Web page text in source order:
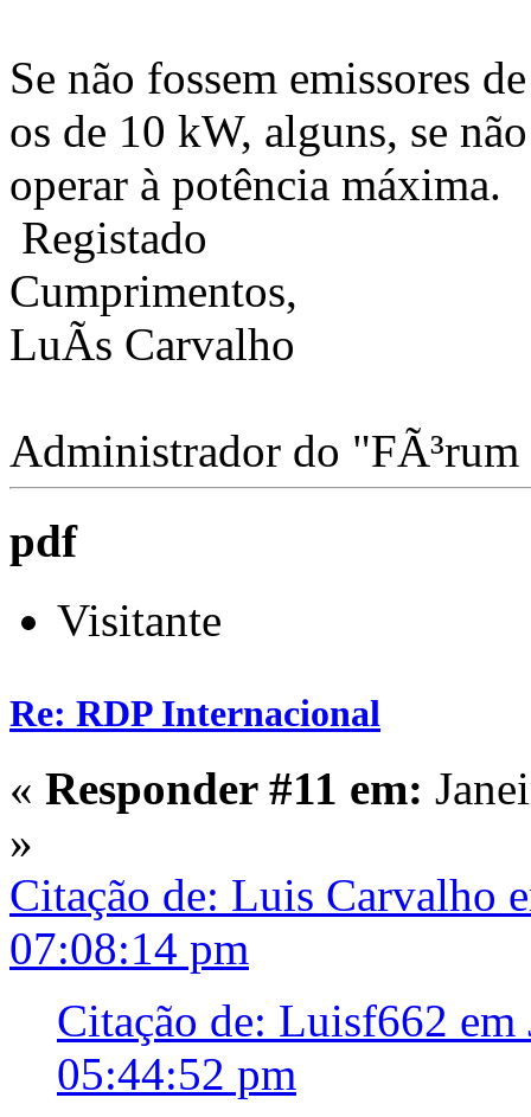
Se não fossem emissores
os de 10 kW, alguns, se
operar à potência máxima.
Registado
Cumprimentos,
LuÃ­s Carvalho
Administrador do
pdf
Visitante
Re: RDP Internacional
« Responder #11 em:
»
Citação de: Luis Carvalho
07:08:14 pm
Citação de: Luisf662 em
05:44:52 pm